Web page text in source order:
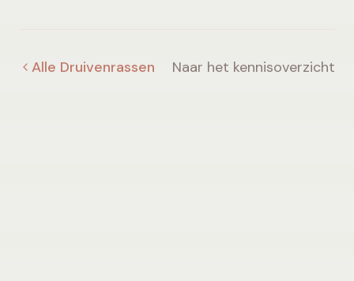
Alle Druivenrassen Naar het kennisoverzicht